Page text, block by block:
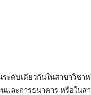
ดับเดียวกันในสาขาวิช
นและการธนาคาร หรือใน